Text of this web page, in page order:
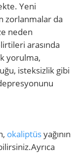
Yeni
zorlanmalar da
neden
arasında
yorulma,
isteksizlik gibi
okaliptüsyağının
Ayrıca